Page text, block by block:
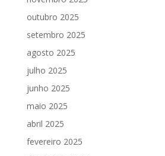
outubro 2025
setembro 2025
agosto 2025
julho 2025
junho 2025
maio 2025
abril 2025
fevereiro 2025